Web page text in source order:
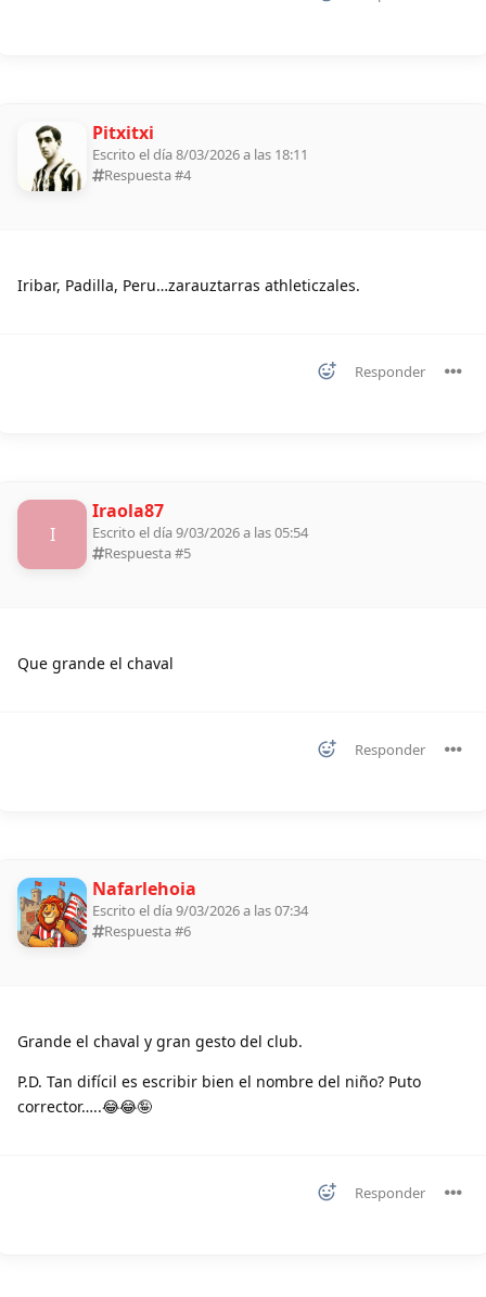
Pitxitxi
Escrito el día 8/03/2026 a las 18:11
Respuesta #4
Iribar, Padilla, Peru…zarauztarras athleticzales.
Responder
I
Iraola87
Escrito el día 9/03/2026 a las 05:54
Respuesta #5
Que grande el chaval
Responder
Nafarlehoia
Escrito el día 9/03/2026 a las 07:34
Respuesta #6
Grande el chaval y gran gesto del club.
P.D. Tan difícil es escribir bien el nombre del niño? Puto
corrector…..😂😂🤪
Responder